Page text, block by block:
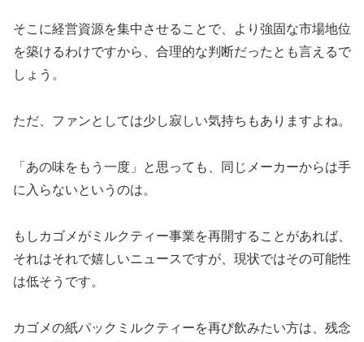
そこに経営資源を集中させることで、より強固な市場地位
を築けるわけですから、合理的な判断だったとも言えるで
しょう。
ただ、ファンとしては少し寂しい気持ちもありますよね。
「あの味をもう一度」と思っても、同じメーカーからは手
に入らないというのは。
もしカゴメがミルクティー事業を再開することがあれば、
それはそれで嬉しいニュースですが、現状ではその可能性
は低そうです。
カゴメの紙パックミルクティーを再び飲みたい方は、残念